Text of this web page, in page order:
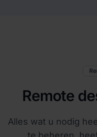
Remote
Alles wat u nodig